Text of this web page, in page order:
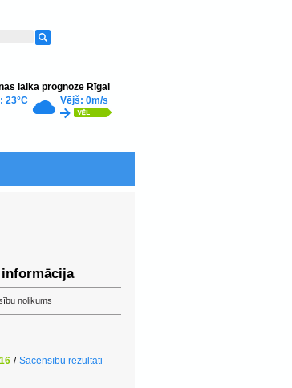
laika prognoze Rīgai
23°C
Vējš: 0m/s
nolikums
/ Sacensību rezultāti